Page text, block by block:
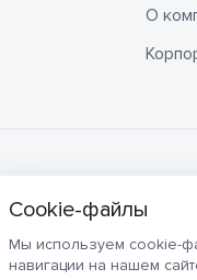
Мы используем cookie-
навигации на нашем
О